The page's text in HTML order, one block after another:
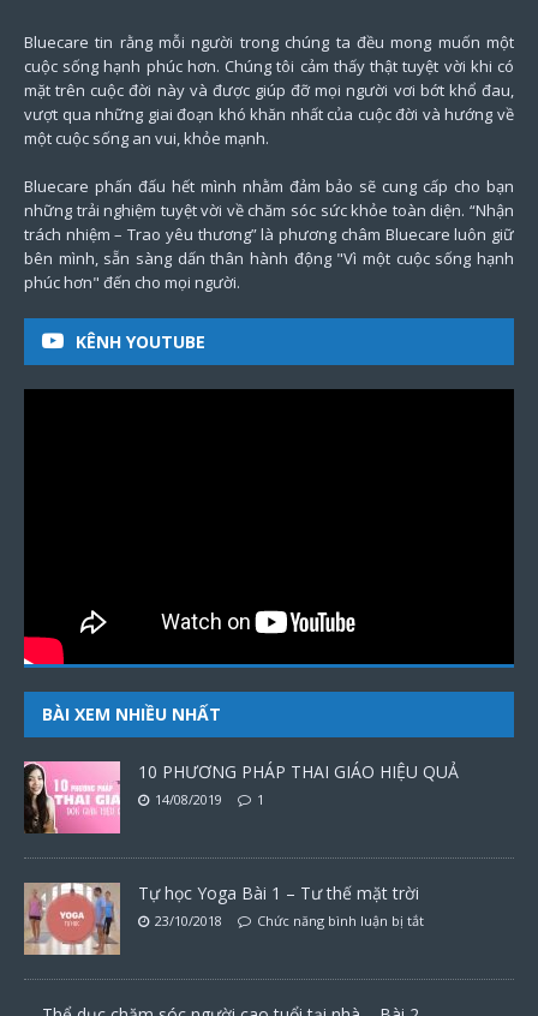
Bluecare tin rằng mỗi người trong chúng ta đều mong muốn một
cuộc sống hạnh phúc hơn. Chúng tôi cảm thấy thật tuyệt vời khi có
mặt trên cuộc đời này và được giúp đỡ mọi người vơi bớt khổ đau,
vượt qua những giai đoạn khó khăn nhất của cuộc đời và hướng về
một cuộc sống an vui, khỏe mạnh.
Bluecare phấn đấu hết mình nhằm đảm bảo sẽ cung cấp cho bạn
những trải nghiệm tuyệt vời về chăm sóc sức khỏe toàn diện. “Nhận
trách nhiệm – Trao yêu thương” là phương châm Bluecare luôn giữ
bên mình, sẵn sàng dấn thân hành động "Vì một cuộc sống hạnh
phúc hơn" đến cho mọi người.
KÊNH YOUTUBE
BÀI XEM NHIỀU NHẤT
10 PHƯƠNG PHÁP THAI GIÁO HIỆU QUẢ
14/08/2019 1
Tự học Yoga Bài 1 – Tư thế mặt trời
23/10/2018 Chức năng bình luận bị tắt